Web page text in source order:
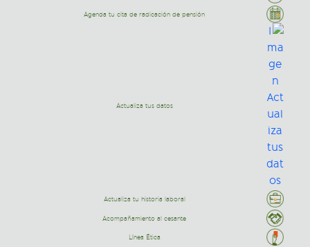
Agenda tu cita de radicación de pensión
Actualiza tus datos
Actualiza tu historia laboral
Acompañamiento al cesante
Línea Ética